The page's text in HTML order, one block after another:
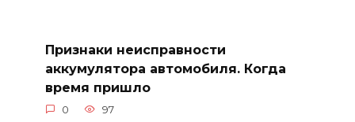
Признаки неисправности
аккумулятора автомобиля. Когда
время пришло
0 97